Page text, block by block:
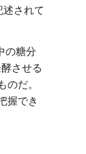
されて
の糖分
させる
だ。
握でき